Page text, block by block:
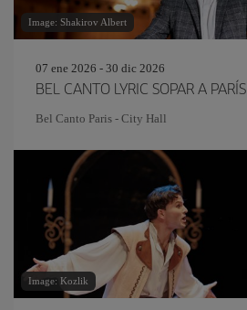
Image: Shakirov Albert
07 ene 2026 - 30 dic 2026
BEL CANTO LYRIC SOPAR A PARÍS
Bel Canto Paris - City Hall
Image: Kozlik